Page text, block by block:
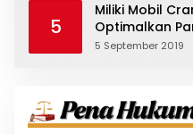
5
Miliki Mobil
Optimalkan
5 September 2019